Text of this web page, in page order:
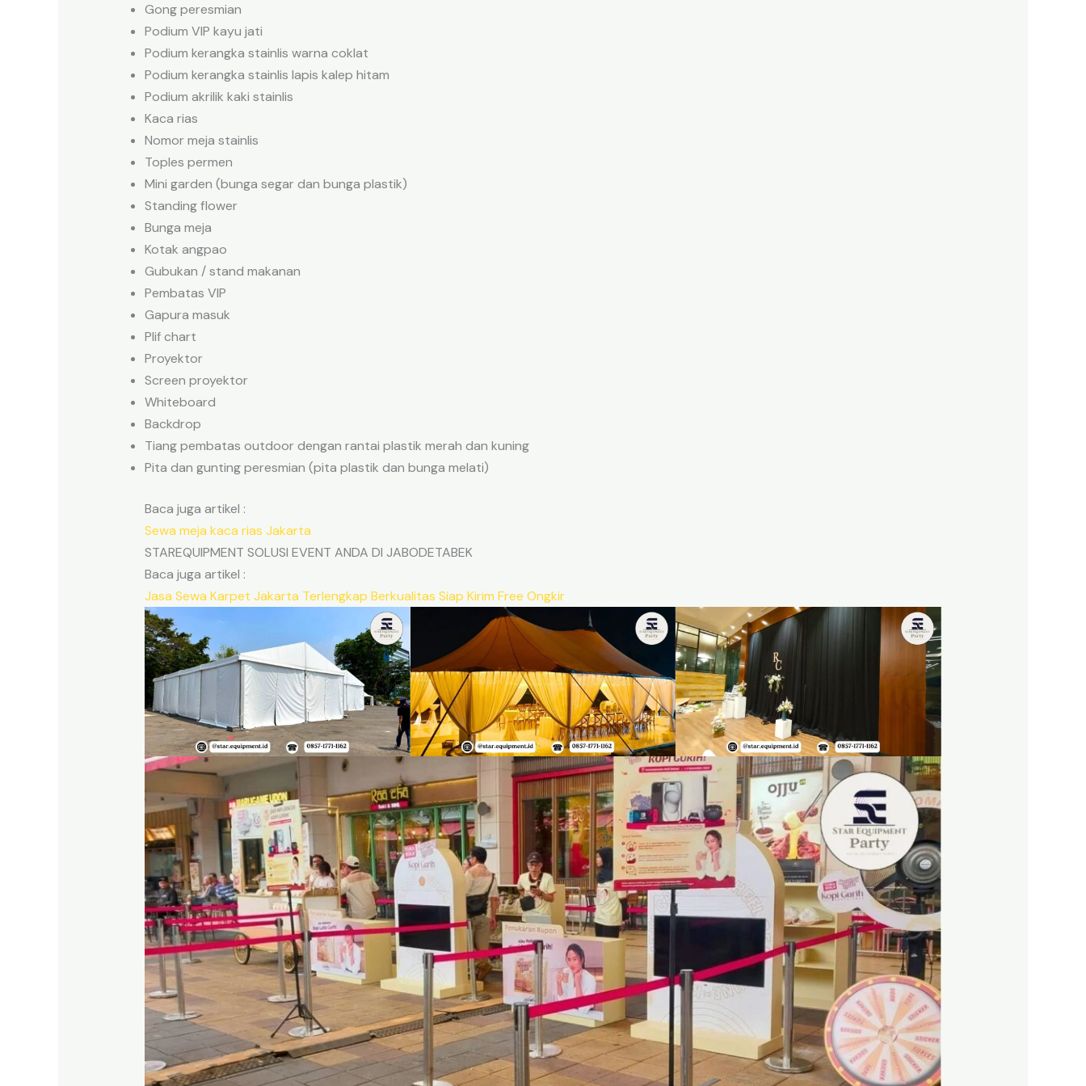
Gong peresmian
Podium VIP kayu jati
Podium kerangka stainlis warna coklat
Podium kerangka stainlis lapis kalep hitam
Podium akrilik kaki stainlis
Kaca rias
Nomor meja stainlis
Toples permen
Mini garden (bunga segar dan bunga plastik)
Standing flower
Bunga meja
Kotak angpao
Gubukan / stand makanan
Pembatas VIP
Gapura masuk
Plif chart
Proyektor
Screen proyektor
Whiteboard
Backdrop
Tiang pembatas outdoor dengan rantai plastik merah dan kuning
Pita dan gunting peresmian (pita plastik dan bunga melati)
Baca juga artikel :
Sewa meja kaca rias Jakarta
STAREQUIPMENT SOLUSI EVENT ANDA DI JABODETABEK
Baca juga artikel :
Jasa Sewa Karpet Jakarta Terlengkap Berkualitas Siap Kirim Free Ongkir